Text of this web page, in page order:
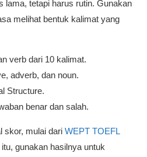
lama, tetapi harus rutin. Gunakan
melihat bentuk kalimat yang
verb dari 10 kalimat.
adverb, dan noun.
Structure.
benar dan salah.
skor, mulai dari WEPT TOEFL
gunakan hasilnya untuk